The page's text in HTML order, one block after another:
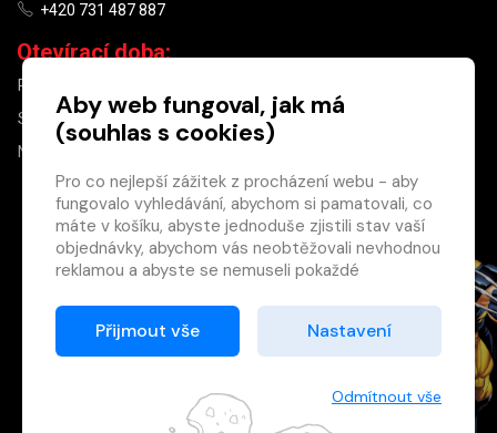
×
Máte u nás již
registrovaný
účet?
Registrací získáte slevu
na zboží ve výši 15 %
Registrovat
+420 731 487 887
Otevírací doba:
PO–PÁ
SO
10:00–13:00
NE
Zásady cookies
Aby web fungoval, jak má
(souhlas s cookies)
Pro co nejlepší zážitek z procházení webu - aby
fungovalo vyhledávání, abychom si pamatovali, co
máte v košíku, abyste jednoduše zjistili stav vaší
objednávky, abychom vás neobtěžovali nevhodnou
reklamou a abyste se nemuseli pokaždé
Proto od vás potřebujeme souhlas se
zpracováním souborů cookies
Děkujeme, že nám ho dáte a pomůžete nám tak
Přijmout vše Nastavení
Odmítnout vše